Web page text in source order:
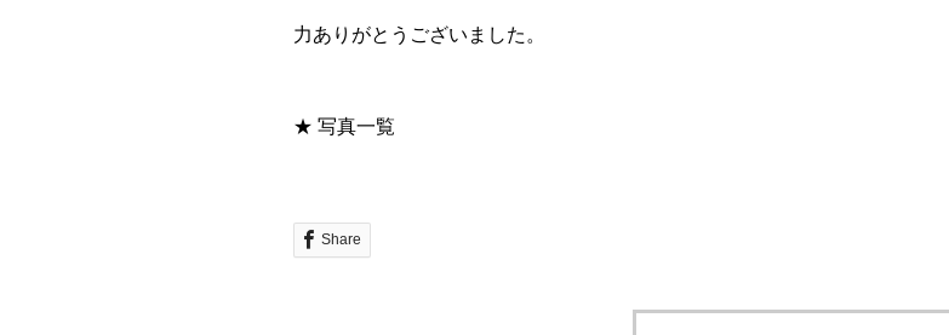
力ありがとうございました。
★ 写真一覧
Share